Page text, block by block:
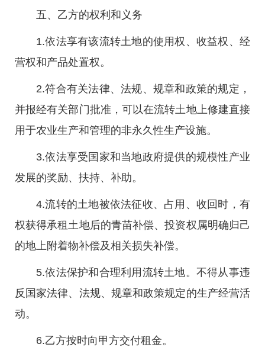
五、乙方的权利和义务
1.依法享有该流转土地的使用权、收益权、经
营权和产品处置权。
2.符合有关法律、法规、规章和政策的规定，
并报经有关部门批准，可以在流转土地上修建直接
用于农业生产和管理的非永久性生产设施。
3.依法享受国家和当地政府提供的规模性产业
发展的奖励、扶持、补助。
4.流转的土地被依法征收、占用、收回时，有
权获得承租土地后的青苗补偿、投资权属明确归己
的地上附着物补偿及相关损失补偿。
5.依法保护和合理利用流转土地。不得从事违
反国家法律、法规、规章和政策规定的生产经营活
动。
6.乙方按时向甲方交付租金。